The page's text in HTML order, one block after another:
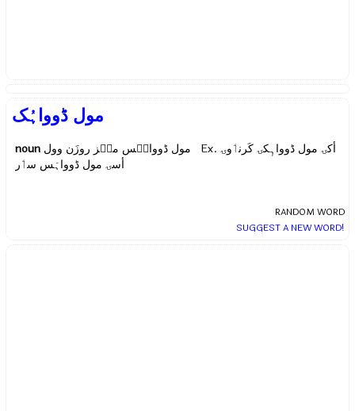
مول ڈوواہُک
noun مول ڈوواہَس منٛز روزَن وول Ex.أکۍ مول ڈوواہٕکۍ کَرنٲوۍ
أسۍ مول ڈوواہَس سٲر
RANDOM WORD
SUGGEST A NEW WORD!